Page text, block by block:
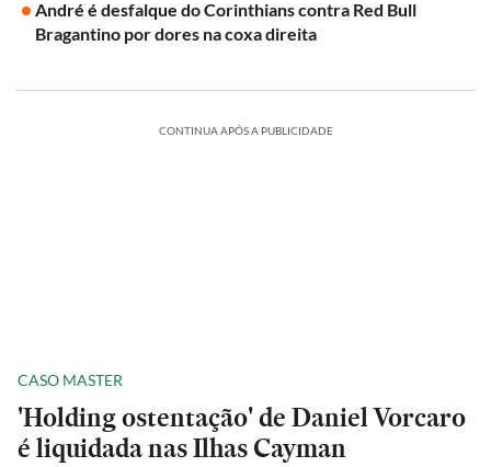
André é desfalque do Corinthians contra Red Bull
Bragantino por dores na coxa direita
CONTINUA APÓS A PUBLICIDADE
CASO MASTER
'Holding ostentação' de Daniel Vorcaro
é liquidada nas Ilhas Cayman